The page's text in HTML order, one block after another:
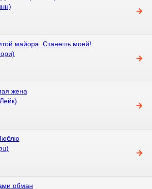
майора. Станешь моей!
жена
обман